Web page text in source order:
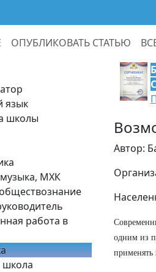
ОПУБЛИКОВАТЬ СТАТЬЮ
язык
школы
музыка, МХК
работа в
школа
Автор:
одним из
применять